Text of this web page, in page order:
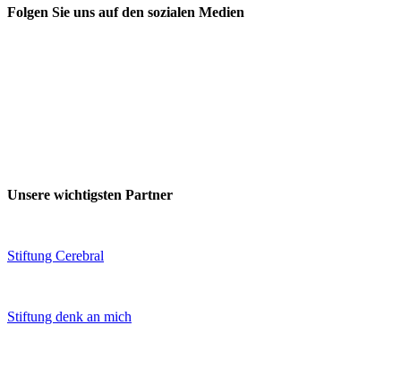
Folgen Sie uns auf den sozialen Medien
Unsere wichtigsten Partner
Stiftung Cerebral
Stiftung denk an mich